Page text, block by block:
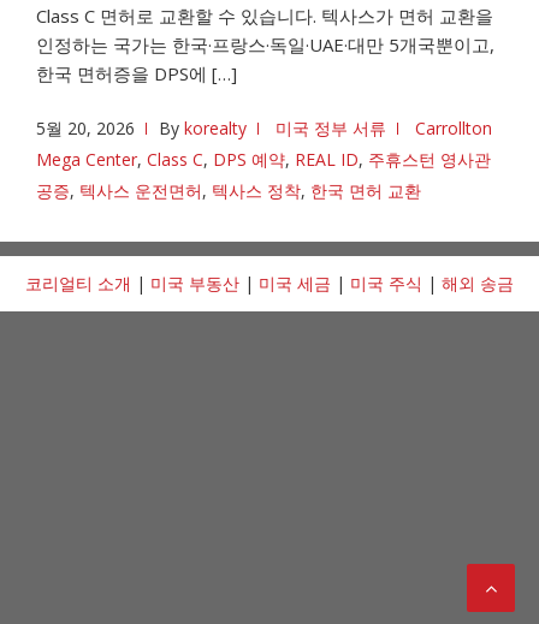
Class C 면허로 교환할 수 있습니다. 텍사스가 면허 교환을
인정하는 국가는 한국·프랑스·독일·UAE·대만 5개국뿐이고,
한국 면허증을 DPS에 […]
5월 20, 2026 By korealty 미국 정부 서류
Carrollton
Mega Center, Class C, DPS 예약, REAL ID, 주휴스턴 영사관
공증, 텍사스 운전면허, 텍사스 정착, 한국 면허 교환
코리얼티 소개 | 미국 부동산 | 미국 세금 | 미국 주식 | 해외 송금